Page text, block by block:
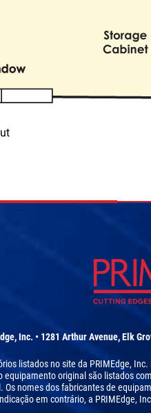
Inc. • 1281 Arthur Avenue, Elk
listados no site da PRIMEdge,
equipamento original são listados
Os nomes dos fabricantes de
em contrário, a PRIMEdge,